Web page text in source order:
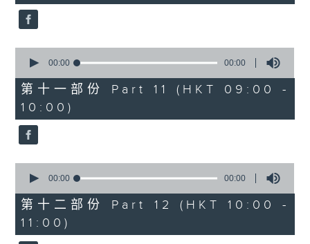
seconds
0
seconds
00:00 00:00
第十一部份 Part 11 (HKT 09:00 -
10:00)
seconds
0
seconds
00:00 00:00
第十二部份 Part 12 (HKT 10:00 -
11:00)